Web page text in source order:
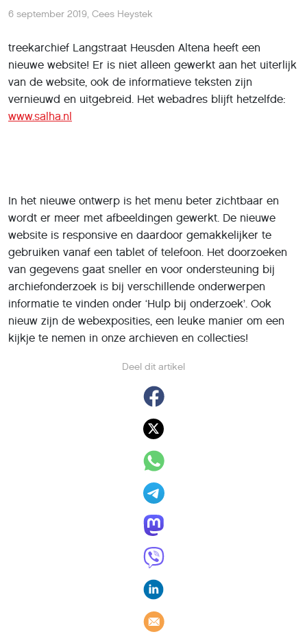
Deel dit artikel
6 september 2019, Cees Heystek
treekarchief Langstraat Heusden Altena heeft een
nieuwe website! Er is niet alleen gewerkt aan het uiterlijk
van de website, ook de informatieve teksten zijn
vernieuwd en uitgebreid. Het webadres blijft hetzelfde:
www.salha.nl
In het nieuwe ontwerp is het menu beter zichtbaar en
wordt er meer met afbeeldingen gewerkt. De nieuwe
website is responsive en daardoor gemakkelijker te
gebruiken vanaf een tablet of telefoon. Het doorzoeken
van gegevens gaat sneller en voor ondersteuning bij
archiefonderzoek is bij verschillende onderwerpen
informatie te vinden onder ‘Hulp bij onderzoek’. Ook
nieuw zijn de webexposities, een leuke manier om een
kijkje te nemen in onze archieven en collecties!